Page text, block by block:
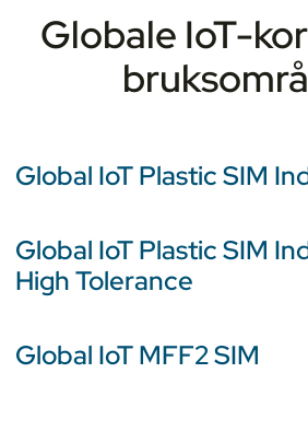
Globale IoT-
Global IoT Plastic SIM
Global IoT Plastic SIM
High Tolerance
Global IoT MFF2 SIM